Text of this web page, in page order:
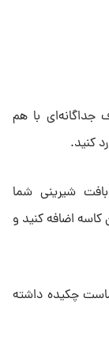
با هم
شیرینی شما
اضافه کنید و
چکیده داشته